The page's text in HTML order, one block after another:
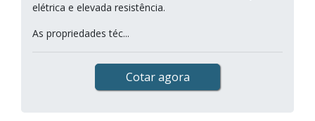
elétrica e elevada resistência.
As propriedades téc...
Cotar agora